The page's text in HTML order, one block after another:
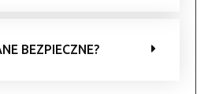
BEZPIECZNE?